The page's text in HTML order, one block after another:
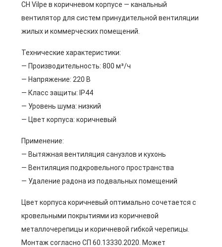
CH Vilpe в коричневом корпусе — канальный
вентилятор для систем принудительной вентиляции
жилых и коммерческих помещений.
Технические характеристики:
— Производительность: 800 м³/ч
— Напряжение: 220 В
— Класс защиты: IP44
— Уровень шума: низкий
— Цвет корпуса: коричневый
Применение:
— Вытяжная вентиляция санузлов и кухонь
— Вентиляция подкровельного пространства
— Удаление радона из подвальных помещений
Цвет корпуса коричневый оптимально сочетается с
кровельными покрытиями из коричневой
металлочерепицы и коричневой гибкой черепицы.
Монтаж согласно СП 60.13330.2020. Может